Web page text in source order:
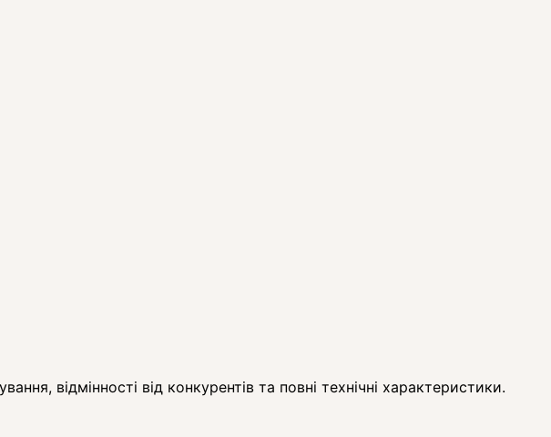
відмінності від конкурентів та повні технічні характеристики.